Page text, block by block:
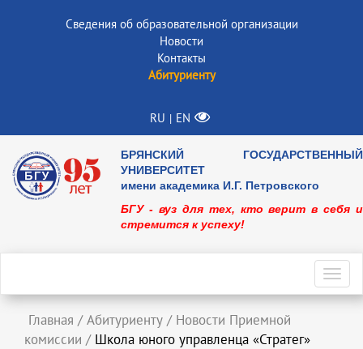
Сведения об образовательной организации
Новости
Контакты
Абитуриенту
RU | EN
БРЯНСКИЙ ГОСУДАРСТВЕННЫЙ
УНИВЕРСИТЕТ
имени академика И.Г. Петровского
БГУ - вуз для тех, кто верит в себя и
стремится к успеху!
Главная / Абитуриенту / Новости Приемной
комиссии / Школа юного управленца «Стратег»